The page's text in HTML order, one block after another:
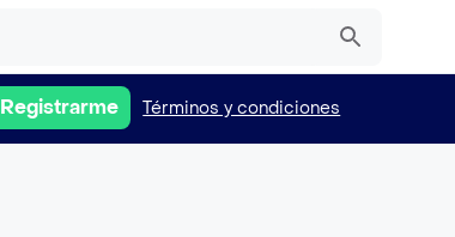
Registrarme Términos y condiciones